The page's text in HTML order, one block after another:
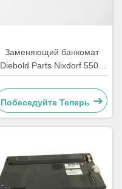
Заменяющий банкомат
Diebold Parts Nixdorf 5500
AFD 445T Транспортный
ремень 2900837500AH
Побеседуйте Теперь